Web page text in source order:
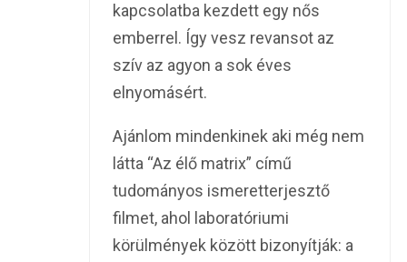
kapcsolatba kezdett egy nős
emberrel. Így vesz revansot az
szív az agyon a sok éves
elnyomásért.
Ajánlom mindenkinek aki még nem
látta “Az élő matrix” című
tudományos ismeretterjesztő
filmet, ahol laboratóriumi
körülmények között bizonyítják: a